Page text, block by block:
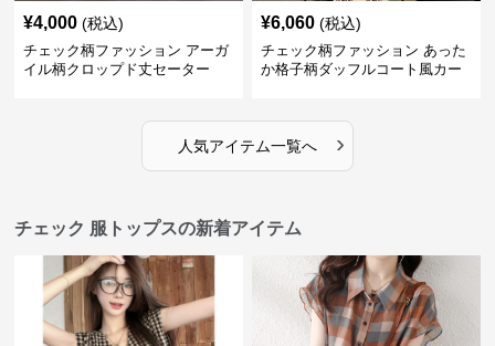
¥4,000 (税込)
チェック柄ファッション アーガ
イル柄クロップド丈セーター
¥6,060 (税込)
チェック柄ファッション あった
か格子柄ダッフルコート風カー
人気アイテム一覧へ ›
チェック 服トップスの新着アイテム